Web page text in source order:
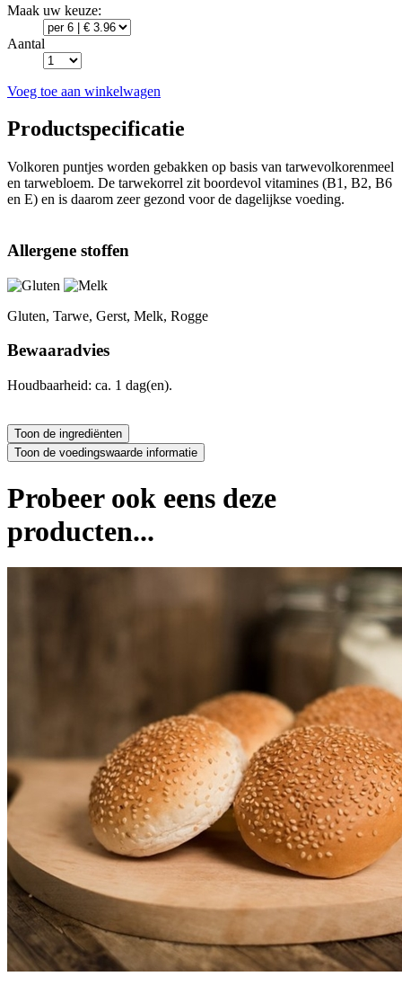
Maak uw keuze:
Aantal
Voeg toe aan winkelwagen
Productspecificatie
Volkoren puntjes worden gebakken op basis van tarwevolkorenmeel
en tarwebloem. De tarwekorrel zit boordevol vitamines (B1, B2, B6
en E) en is daarom zeer gezond voor de dagelijkse voeding.
Allergene stoffen
Gluten, Tarwe, Gerst, Melk, Rogge
Bewaaradvies
Houdbaarheid: ca. 1 dag(en).
Probeer ook eens deze
producten...